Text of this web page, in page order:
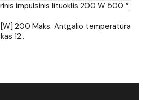
impulsinis lituoklis 200 W 500 °
200 Maks. Antgalio temperatūra
12..